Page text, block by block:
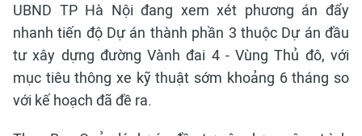
UBND TP Hà Nội đang xem xét phương án đẩy
nhanh tiến độ Dự án thành phần 3 thuộc Dự án đầu
tư xây dựng đường Vành đai 4 - Vùng Thủ đô, với
mục tiêu thông xe kỹ thuật sớm khoảng 6 tháng so
với kế hoạch đã đề ra.